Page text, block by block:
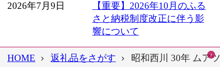
2026年7月9日
【重要】2026年10月のふる
さと納税制度改正に伴う影
響について
HOME 返礼品をさがす 昭和西川 30年 ムア